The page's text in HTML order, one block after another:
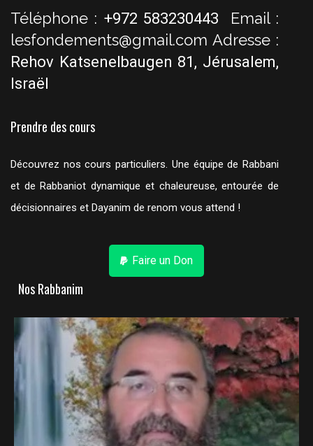
Téléphone : +972 583230443 Email :
lesfondements@gmail.com Adresse :
Rehov Katsenelbaugen 81, Jérusalem,
Israël
Prendre des cours
Découvrez nos cours particuliers. Une équipe de Rabbani
et de Rabbaniot dynamique et chaleureuse, entourée de
décisionnaires et Dayanim de renom vous attend !
Faire un Don
Nos Rabbanim